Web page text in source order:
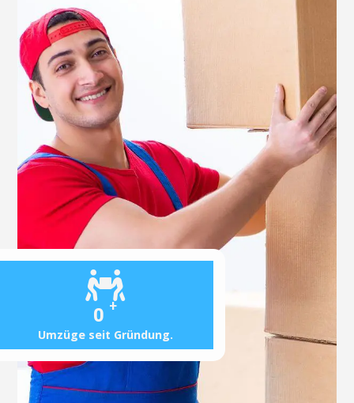
0 +
Umzüge seit Gründung.